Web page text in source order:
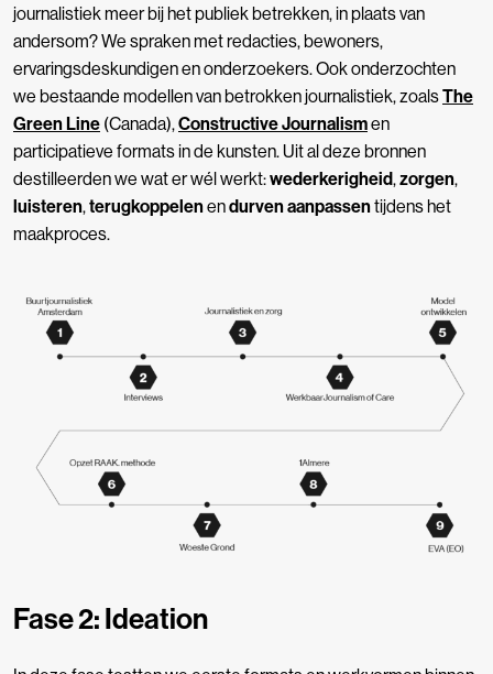
journalistiek meer bij het publiek betrekken, in plaats van
andersom? We spraken met redacties,bewoners,
ervaringsdeskundigen en onderzoekers. Ook onderzochten
we bestaande modellen van betrokken journalistiek, zoalsThe
Green Line (Canada),Constructive Journalismen
participatieve formats in de kunsten. Uit al deze bronnen
destilleerden we wat er wél werkt:wederkerigheid,zorgen,
luisteren,terugkoppelenendurven aanpassentijdens het
maakproces.
Fase 2: Ideation